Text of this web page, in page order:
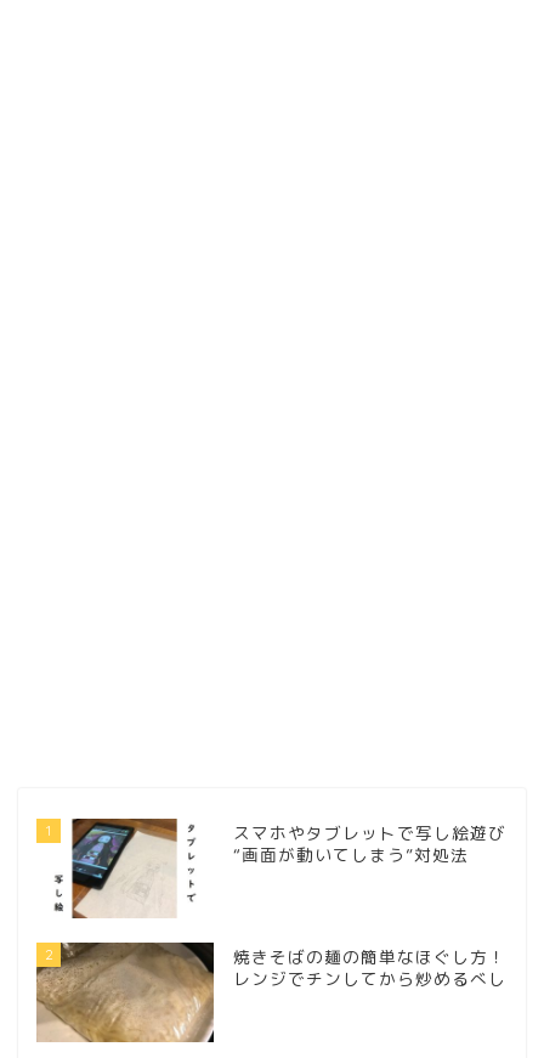
1
スマホやタブレットで写し絵遊び
“画面が動いてしまう”対処法
2
焼きそばの麺の簡単なほぐし方！
レンジでチンしてから炒めるべし